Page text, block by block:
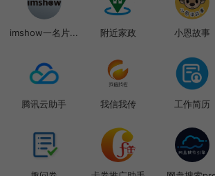
imshow一名片... 附近家政 小恩故事
腾讯云助手 我信我传 工作简历